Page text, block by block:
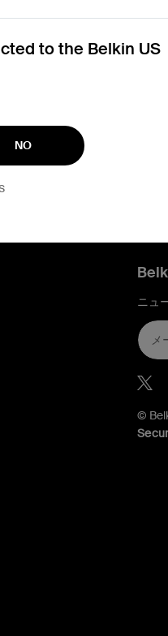
to the Belkin US
NO
ニュ
©